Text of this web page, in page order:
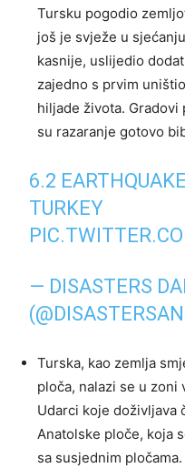
Tursku pogodio
još je svježe u
kasnije, uslijedio
zajedno s prvim
hiljade života.
su razaranje gotovo
6.2
TURKEY
— DISASTERS
Turska, kao zemlja
ploča, nalazi se u
Udarci koje doživljava
Anatolske ploče, koja
sa susjednim